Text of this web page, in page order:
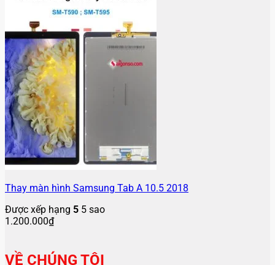
Thay màn hình Samsung Tab A 10.5 2018
Được xếp hạng 5 5 sao
1.200.000₫
VỀ CHÚNG TÔI